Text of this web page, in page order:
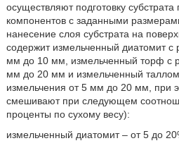
осуществляют подготовку
компонентов с заданными
нанесение слоя субстрата на
содержит измельченный диатомит с
мм до 10 мм, измельченный торф с
мм до 20 мм и измельченный
измельчения от 5 мм до 20 мм, при
смешивают при следующем
проценты по сухому весу):
измельченный диатомит – от 5 до